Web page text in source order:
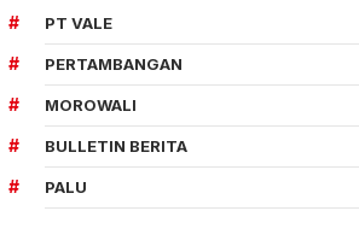
PT VALE
PERTAMBANGAN
MOROWALI
BULLETIN BERITA
PALU